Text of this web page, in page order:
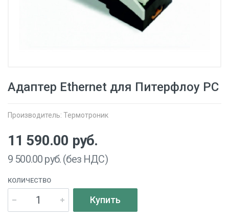
Адаптер Ethernet для Питерфлоу РС
Производитель: Термотроник
11 590.00 руб.
9 500.00 руб. (без НДС)
КОЛИЧЕСТВО
Купить